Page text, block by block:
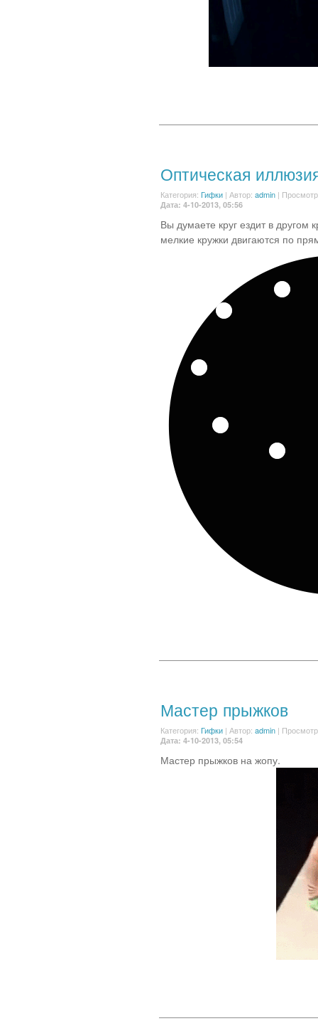
Оптическая
Категория: Гифки | Автор: admin |
Дата: 4-10-2013, 05:56
Вы думаете круг ездит в другом
мелкие кружки двигаются по
Мастер прыжков
Категория: Гифки | Автор: admin |
Дата: 4-10-2013, 05:54
Мастер прыжков на жопу.